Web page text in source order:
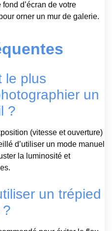
d’écran de votre
orner un mur de galerie.
le plus
un
?
(vitesse et ouverture)
d’utiliser un mode manuel
la luminosité et
un trépied